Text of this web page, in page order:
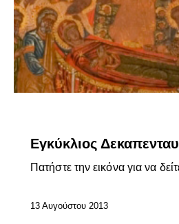
Εγκύκλιος
Πατήστε την εικόνα για να
13 Αυγούστου 2013